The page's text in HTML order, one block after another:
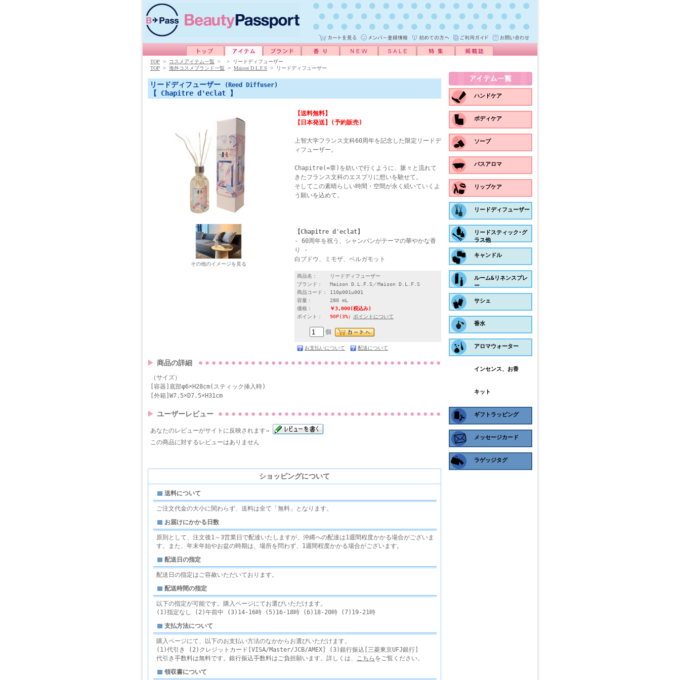
TOP > コスメアイテム一覧 > > リードディフューザー
TOP > 海外コスメブランド一覧 > Maison D.L.F.S > リードディフューザー
リードディフューザー (Reed Diffuser)
【 Chapitre d'eclat 】
【送料無料】
【日本発送】(予約販売)
上智大学フランス文科60周年を記念した限定リードデ
ィフューザー。
Chapitre(=章)を紡いで行くように、脈々と流れて
きたフランス文科のエスプリに想いを馳せて。
そしてこの素晴らしい時間・空間が永く続いていくよ
う願いを込めて。
【Chapitre d'eclat】
- 60周年を祝う、シャンパンがテーマの華やかな香
り -
白ブドウ、ミモザ、ベルガモット
商品名：
リードディフューザー
ブランド：
Maison D.L.F.S／Maison D.L.F.S
商品コード：
110p001u001
容量：
280 mL
価格：
￥3,000(税込み)
ポイント：
90P(3%） ポイントについて
個
お支払いについて 配送について
その他のイメージを見る
商品の詳細
（サイズ）
[容器]底部φ6×H28cm(スティック挿入時)
[外箱]W7.5×D7.5×H31cm
ユーザーレビュー
あなたのレビューがサイトに反映されます⇒
この商品に対するレビューはありません
ショッピングについて
送料について
ご注文代金の大小に関わらず、送料は全て「無料」となります。
お届けにかかる日数
原則として、注文後1～3営業日で配達いたしますが、沖縄への配達は1週間程度かかる場合がございま
す。また、年末年始やお盆の時期は、場所を問わず、1週間程度かかる場合がございます。
配送日の指定
配送日の指定はご容赦いただいております。
配送時間の指定
以下の指定が可能です。購入ページにてお選びいただけます。
(1)指定なし (2)午前中 (3)14-16時 (5)16-18時 (6)18-20時 (7)19-21時
支払方法について
購入ページにて、以下のお支払い方法のなかからお選びいただけます。
(1)代引き (2)クレジットカード[VISA/Master/JCB/AMEX] (3)銀行振込[三菱東京UFJ銀行]
代引き手数料は無料です。銀行振込手数料はご負担願います。詳しくは、 こちら をご覧ください。
領収書について
ハンドケア
ボディケア
ソープ
バスアロマ
リップケア
リードディフューザー
リードスティック･グ
ラス他
キャンドル
ルーム&リネンスプレ
ー
サシェ
香水
アロマウォーター
インセンス、お香
キット
ギフトラッピング
メッセージカード
ラゲッジタグ